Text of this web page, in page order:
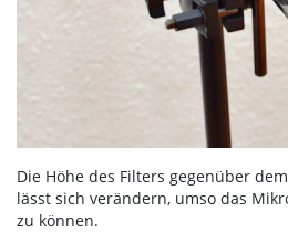
Die Höhe des Filters gegenüber
lässt sich verändern, umso das
zu können.